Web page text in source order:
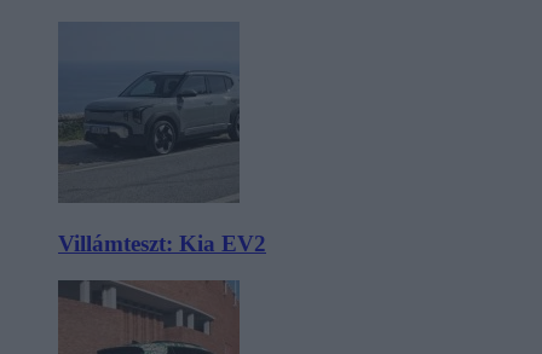
Villámteszt: Kia EV2